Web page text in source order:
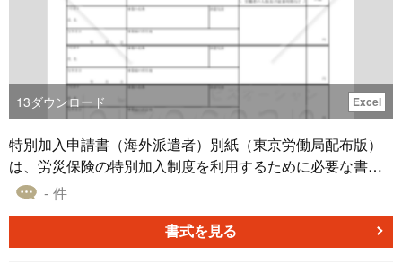
るとき＞ 従業員や家族の入院で医療費負担が大きくなる場
合に、事前に限度額適用・標準負担額減額の認定申請を案
内するときに活用できます。​ ＜低所得者への案内に＞ 住民
税非課税世帯など、入院時食事・生活療養費の標準負担額
減額の対象となる可能性がある従業員へ、制度説明とあわ
せて配布する社内資料として利用できます。​ ■作成・利用
時のポイント ＜対象要件と所得区分の確認＞ 住民税非課税
かどうか、世帯構成や長期入院の有無などの要件を事前に
確認し、不要な申請や案内漏れが生じないようにしましょ
う。 ＜マイナンバー・添付書類の要否を確認＞ マイナンバ
ーを利用した課税情報照会を行うかどうか、必要書類の有
13ダウンロード Excel
特別加入申請書（海外派遣者）別紙（東京労働局配布版）
は、労災保険の特別加入制度を利用するために必要な書類
です。海外で働く従業員が日本の労災保険に加入すること
きます。この申請書には、海外派遣者の氏名、住所、雇用
主名、派遣先国名、派遣期間、業務内容などの基本情報
- 件
書式を見る